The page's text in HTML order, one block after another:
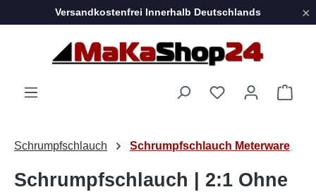
Zum Hauptinhalt springen
Versandkostenfrei Innerhalb Deutschlands ×
Schrumpfschlauch Schrumpfschlauch Meterware
Schrumpfschlauch | 2:1 Ohne